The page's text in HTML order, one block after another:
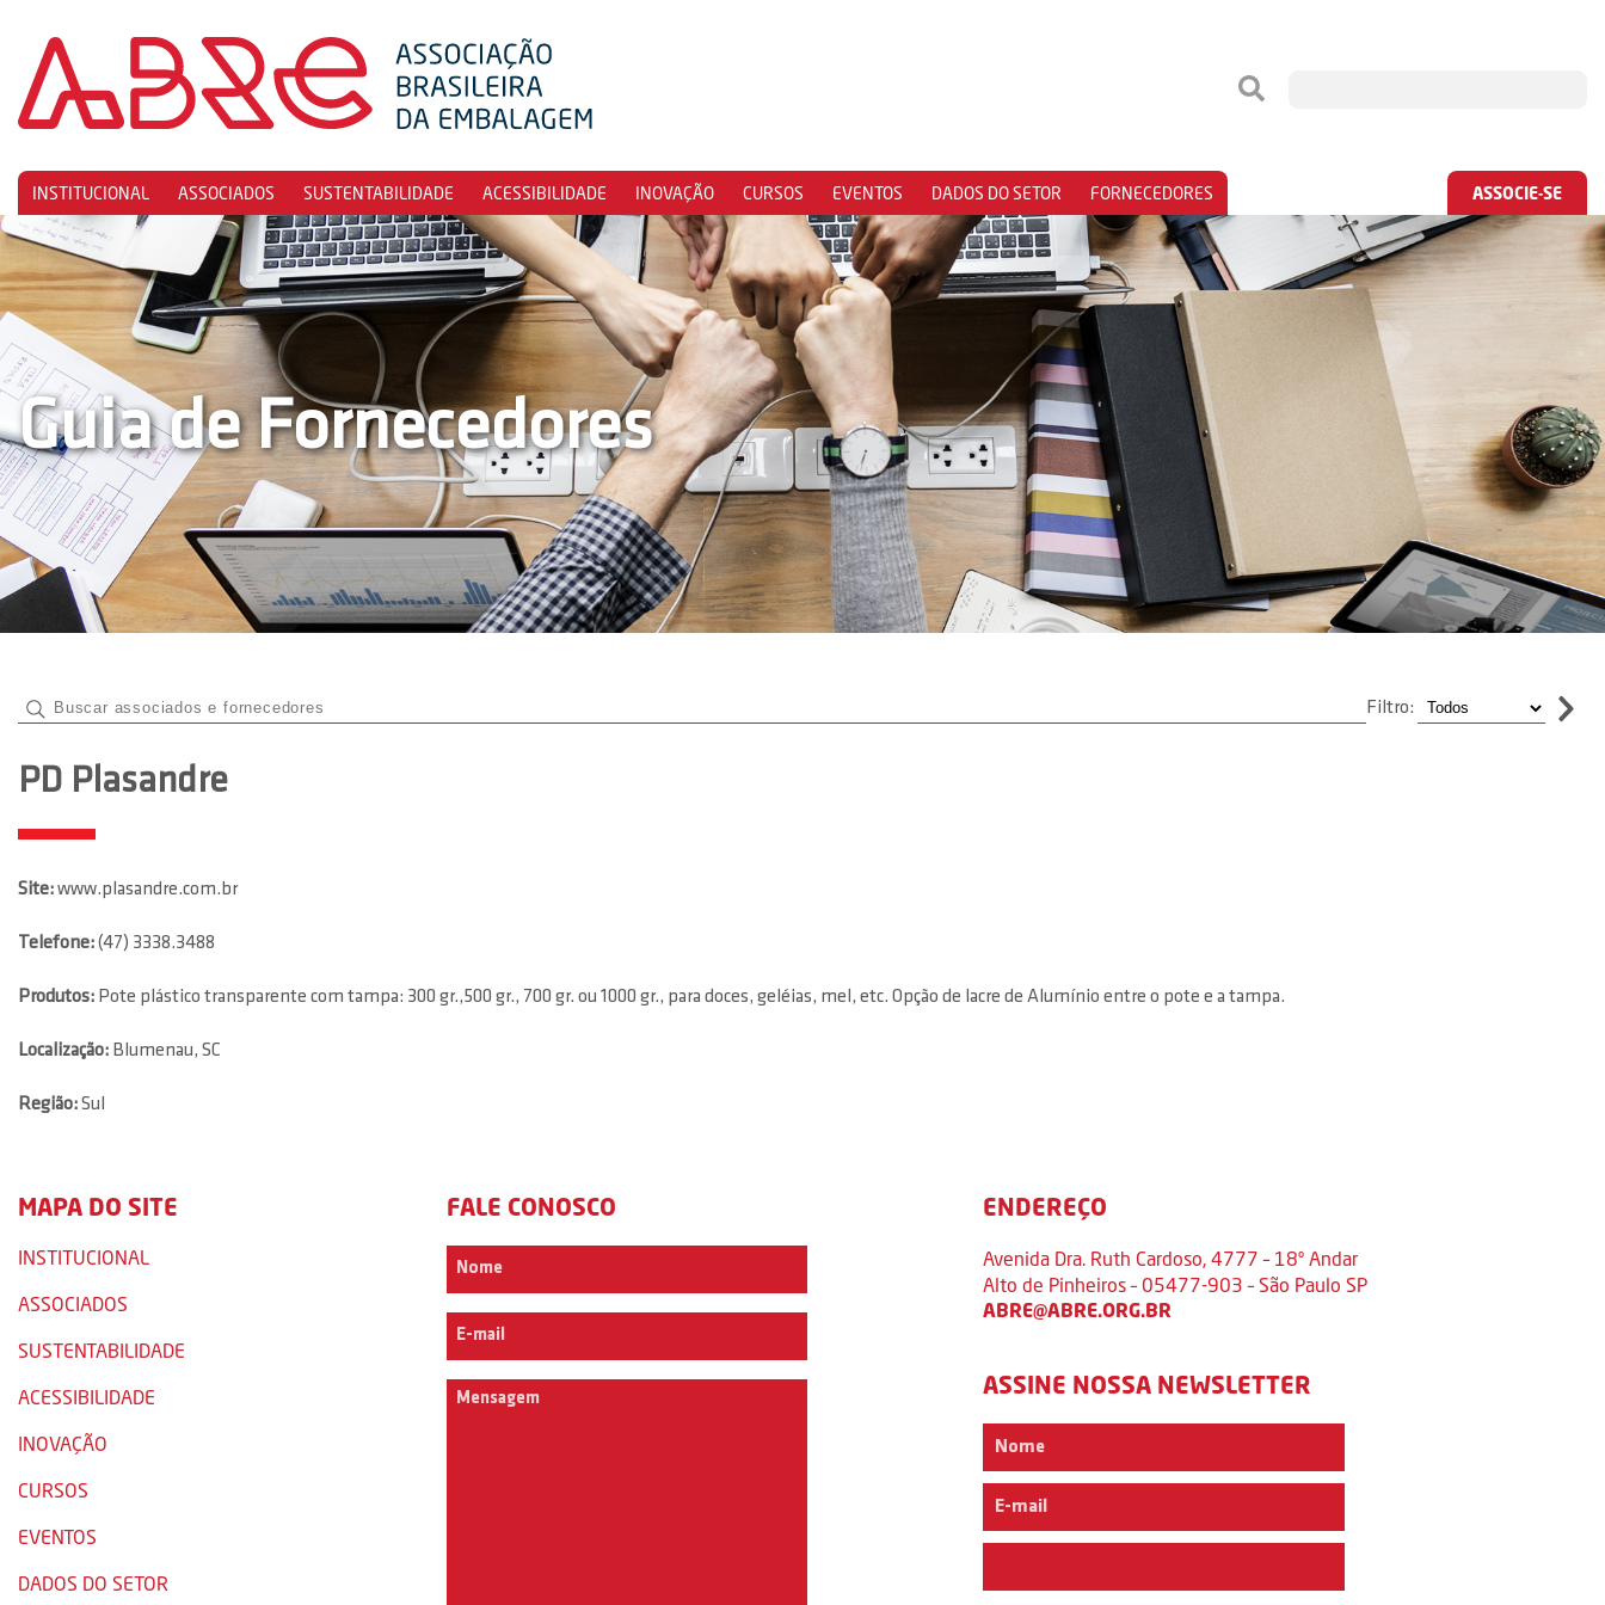
INSTITUCIONAL ASSOCIADOS SUSTENTABILIDADE ACESSIBILIDADE INOVAÇÃO CURSOS EVENTOS DADOS DO SETOR FORNECEDORES ASSOCIE-SE
Guia de Fornecedores
Filtro:
PD Plasandre
Site:www.plasandre.com.br
Telefone:(47) 3338.3488
Produtos: Pote plástico transparente com tampa: 300 gr.,500 gr., 700 gr. ou 1000 gr., para doces, geléias, mel, etc. Opção de lacre de Alumínio entre o pote e a tampa.
Localização: Blumenau, SC
Região:Sul
MAPA DO SITE
INSTITUCIONAL
ASSOCIADOS
SUSTENTABILIDADE
ACESSIBILIDADE
INOVAÇÃO
CURSOS
EVENTOS
DADOS DO SETOR
FALE CONOSCO ENDEREÇO
Avenida Dra. Ruth Cardoso, 4777 – 18º Andar
Alto de Pinheiros – 05477-903 – São Paulo SP
ABRE@ABRE.ORG.BR
ASSINE NOSSA NEWSLETTER